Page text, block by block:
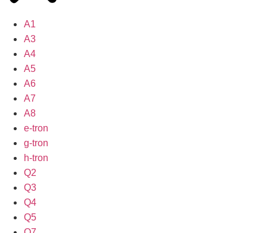
A1
A3
A4
A5
A6
A7
A8
e-tron
g-tron
h-tron
Q2
Q3
Q4
Q5